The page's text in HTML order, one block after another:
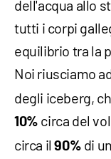
dell'acqua allo
tutti i corpi
equilibrio tra la
Noi riusciamo
degli iceberg,
10% circa del
circa il90% di